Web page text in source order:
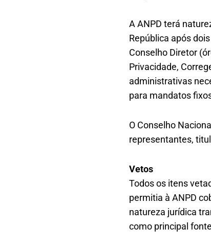
A ANPD terá
República após
Conselho Diretor
Privacidade,
administrativas
para mandatos
O Conselho
representantes,
Vetos
Todos os itens
permitia à ANPD
natureza jurídica
como principal